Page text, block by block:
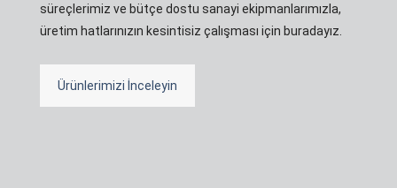
süreçlerimiz ve bütçe dostu sanayi ekipmanlarımızla,
üretim hatlarınızın kesintisiz çalışması için buradayız.
Ürünlerimizi İnceleyin